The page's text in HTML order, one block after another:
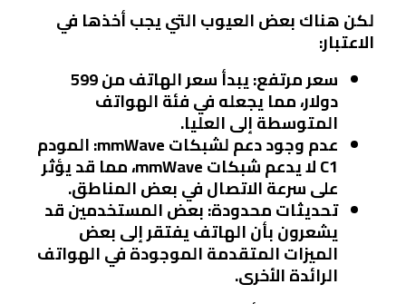
لكن هناك بعض العيوب التي يجب أخذها في
الاعتبار:
سعر مرتفع
: يبدأ سعر الهاتف من 599
دولار، مما يجعله في فئة الهواتف
المتوسطة إلى العليا.
عدم وجود دعم لشبكات mmWave : المودم
C1 لا يدعم شبكات mmWave، مما قد يؤثر
على سرعة الاتصال في بعض المناطق.
تحديثات محدودة: بعض المستخدمين قد
يشعرون بأن الهاتف يفتقر إلى بعض
الميزات المتقدمة الموجودة في الهواتف
الرائدة الأخرى.